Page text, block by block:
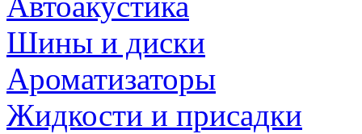
Шины и диски
Ароматизаторы
Жидкости и присадки